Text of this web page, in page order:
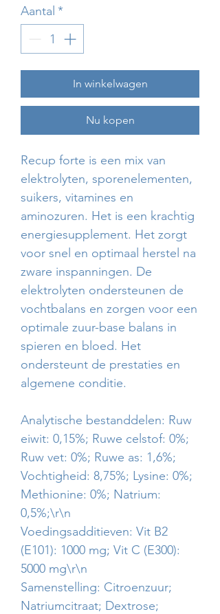
Aantal *
In winkelwagen
Nu kopen
Recup forte is een mix van
elektrolyten, sporenelementen,
suikers, vitamines en
aminozuren. Het is een krachtig
energiesupplement. Het zorgt
voor snel en optimaal herstel na
zware inspanningen. De
elektrolyten ondersteunen de
vochtbalans en zorgen voor een
optimale zuur-base balans in
spieren en bloed. Het
ondersteunt de prestaties en
algemene conditie.
Analytische bestanddelen: Ruw
eiwit: 0,15%; Ruwe celstof: 0%;
Ruw vet: 0%; Ruwe as: 1,6%;
Vochtigheid: 8,75%; Lysine: 0%;
Methionine: 0%; Natrium:
0,5%;\r\n
Voedingsadditieven: Vit B2
(E101): 1000 mg; Vit C (E300):
5000 mg\r\n
Samenstelling: Citroenzuur;
Natriumcitraat; Dextrose;